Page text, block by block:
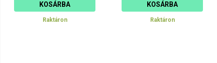
KOSÁRBA
Raktáron
KOSÁRBA
Raktáron